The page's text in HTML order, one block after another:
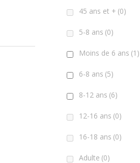
45 ans et + (0)
5-8 ans (0)
Moins de 6 ans (1)
6-8 ans (5)
8-12 ans (6)
12-16 ans (0)
16-18 ans (0)
Adulte (0)